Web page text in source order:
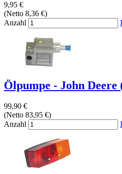
9,95 €
(Netto 8,36 €)
Anzahl
Ölpumpe - John Deere
99,90 €
(Netto 83,95 €)
Anzahl